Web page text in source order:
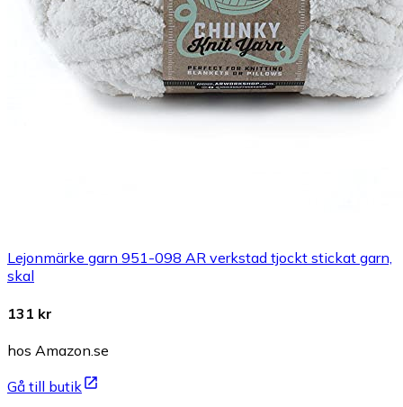
Lejonmärke garn 951-098 AR verkstad tjockt stickat garn,
skal
131 kr
hos Amazon.se
Gå till butik